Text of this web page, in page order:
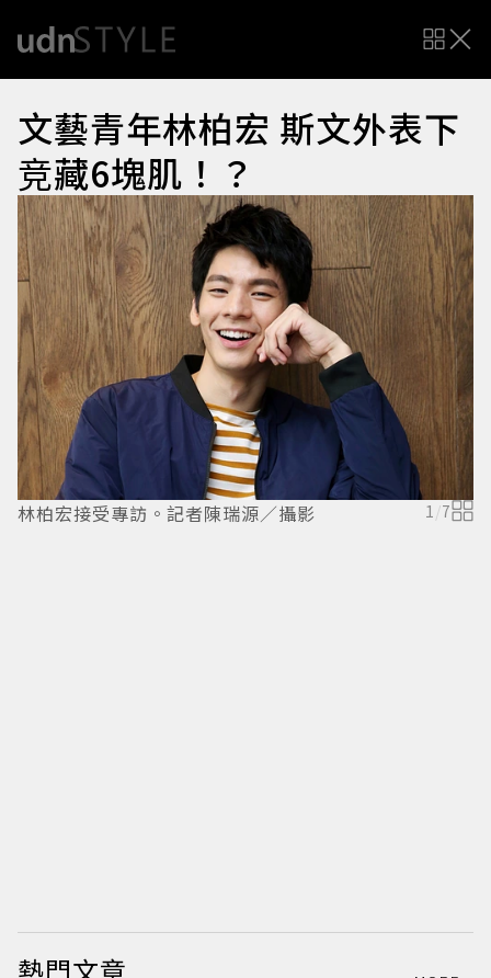
文藝青年林柏宏 斯文外表下
竞藏6塊肌！？
林柏宏接受專訪。記者陳瑞源／攝影 1 /7
熱門文章